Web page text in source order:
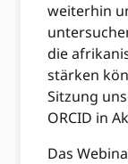
weiterhin
die
stärken
Sitzung
ORCID in
Das